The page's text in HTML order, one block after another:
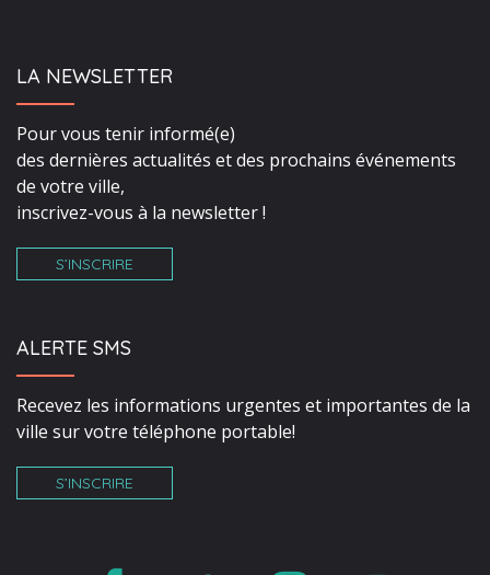
LA NEWSLETTER
Pour vous tenir informé(e)
des dernières actualités et des prochains événements
de votre ville,
inscrivez-vous à la newsletter !
S’INSCRIRE
ALERTE SMS
Recevez les informations urgentes et importantes de la
ville sur votre téléphone portable!
S’INSCRIRE